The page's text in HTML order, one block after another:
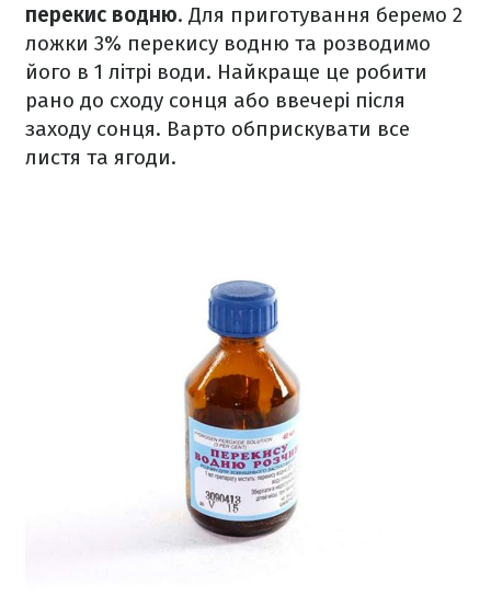
перекис водню. Для приготування беремо 2
ложки 3% перекису водню та розводимо
його в 1 літрі води. Найкраще це робити
рано до сходу сонця або ввечері після
заходу сонця. Варто обприскувати все
листя та ягоди.